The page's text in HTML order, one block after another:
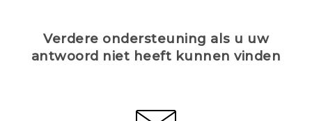
Verdere ondersteuning als u uw
antwoord niet heeft kunnen vinden